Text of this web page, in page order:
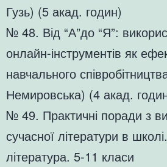
Гузь) (5 акад. годин)
№ 48. Від “А”до “Я”:
онлайн-інструментів як
навчального
Немировська) (4 акад.
№ 49. Практичні поради з
сучасної літератури в
література. 5-11 класи